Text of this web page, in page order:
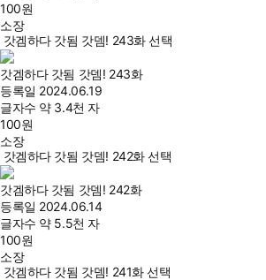
100원
소장
갓겜하다 갓됨 갓뎀! 243화 선택
갓겜하다 갓됨 갓뎀! 243화
등록일 2024.06.19
글자수 약 3.4천 자
100원
소장
갓겜하다 갓됨 갓뎀! 242화 선택
갓겜하다 갓됨 갓뎀! 242화
등록일 2024.06.14
글자수 약 5.5천 자
100원
소장
갓겜하다 갓됨 갓뎀! 241화 선택